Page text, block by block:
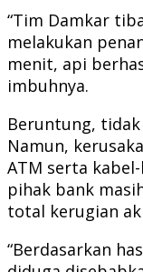
“Tim Damkar
melakukan
menit, api
imbuhnya.
Beruntung,
Namun,
ATM serta
pihak bank
total kerugian
“Berdasarkan